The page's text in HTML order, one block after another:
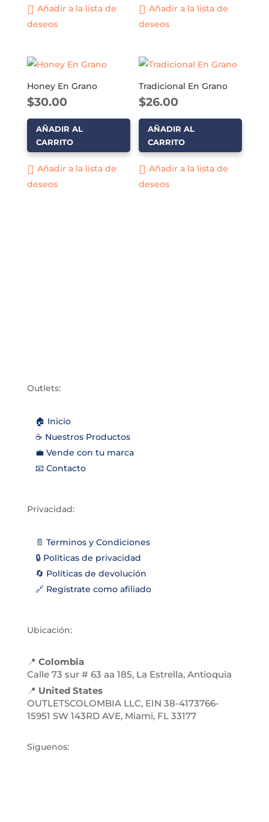
Añadir a la lista de
deseos
Añadir a la lista de
deseos
Honey En Grano
$30.00
AÑADIR AL
CARRITO
Añadir a la lista de
deseos
Tradicional En Grano
$26.00
AÑADIR AL
CARRITO
Añadir a la lista de
deseos
Outlets:
🏠 Inicio
☕️ Nuestros Productos
💼 Vende con tu marca
📧 Contacto
Privacidad:
📄 Terminos y Condiciones
🔒 Políticas de privacidad
🔄 Políticas de devolución
🔗 Regístrate como afiliado
Ubicación:
📍 Colombia
Calle 73 sur # 63 aa 185, La Estrella, Antioquia
📍 United States
OUTLETSCOLOMBIA LLC, EIN 38-4173766-
15951 SW 143RD AVE, Miami, FL 33177
Siguenos: